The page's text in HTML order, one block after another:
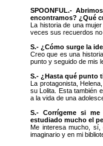
SPOONFUL.-
encontramos? ¿Qué
La historia de una
veces sus recuerdos no
S.- ¿Cómo surge la
Creo que es una
punto y seguido de mis
S.- ¿Hasta qué punto
La protagonista,
su Lolita. Esta también
a la vida de una
S.- Corrígeme si
estudiado mucho el
Me interesa mucho,
imaginario y en mi